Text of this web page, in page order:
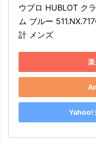
ウブロ HUBLOT ク
ム ブルー
計 メンズ
Yahoo!